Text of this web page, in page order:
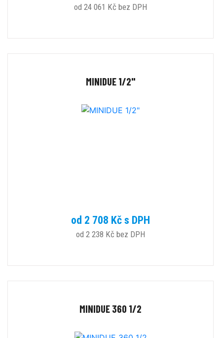
od 24 061 Kč bez DPH
MINIDUE 1/2"
od 2 708 Kč s DPH
od 2 238 Kč bez DPH
MINIDUE 360 1/2